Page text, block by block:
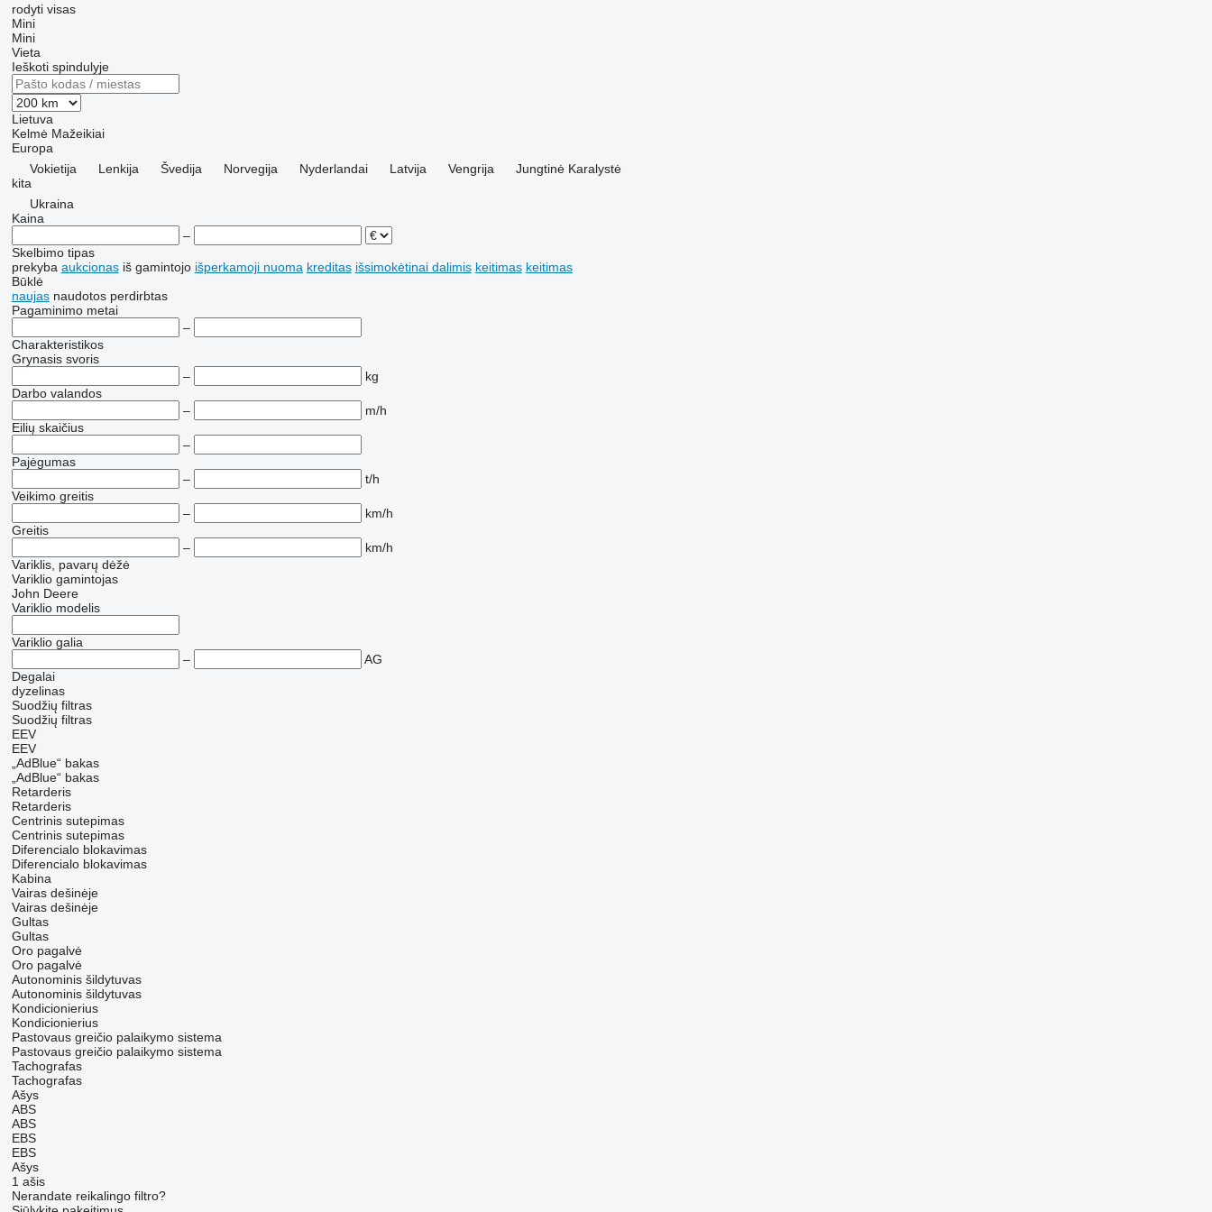
rodyti visas
Mini
Mini
Vieta
Ieškoti spindulyje
Lietuva
Kelmė Mažeikiai
Europa
Vokietija
Lenkija Švedija Norvegija Nyderlandai Latvija Vengrija
Jungtinė Karalystė
kita
Ukraina
Kaina
–
Skelbimo tipas
prekyba aukcionas iš gamintojo išperkamoji nuoma kreditas išsimokėtinai dalimis keitimas keitimas
Būklė
naujas naudotos perdirbtas
Pagaminimo metai
–
Charakteristikos
Grynasis svoris
–
kg
Darbo valandos
–
m/h
Eilių skaičius
–
Pajėgumas
–
t/h
Veikimo greitis
–
km/h
Greitis
–
km/h
Variklis, pavarų dėžė
Variklio gamintojas
John Deere
Variklio modelis
Variklio galia
–
AG
Degalai
dyzelinas
Suodžių filtras
Suodžių filtras
EEV
EEV
„AdBlue“ bakas
„AdBlue“ bakas
Retarderis
Retarderis
Centrinis sutepimas
Centrinis sutepimas
Diferencialo blokavimas
Diferencialo blokavimas
Kabina
Vairas dešinėje
Vairas dešinėje
Gultas
Gultas
Oro pagalvė
Oro pagalvė
Autonominis šildytuvas
Autonominis šildytuvas
Kondicionierius
Kondicionierius
Pastovaus greičio palaikymo sistema
Pastovaus greičio palaikymo sistema
Tachografas
Tachografas
Ašys
ABS
ABS
EBS
EBS
Ašys
1 ašis
Nerandate reikalingo filtro?